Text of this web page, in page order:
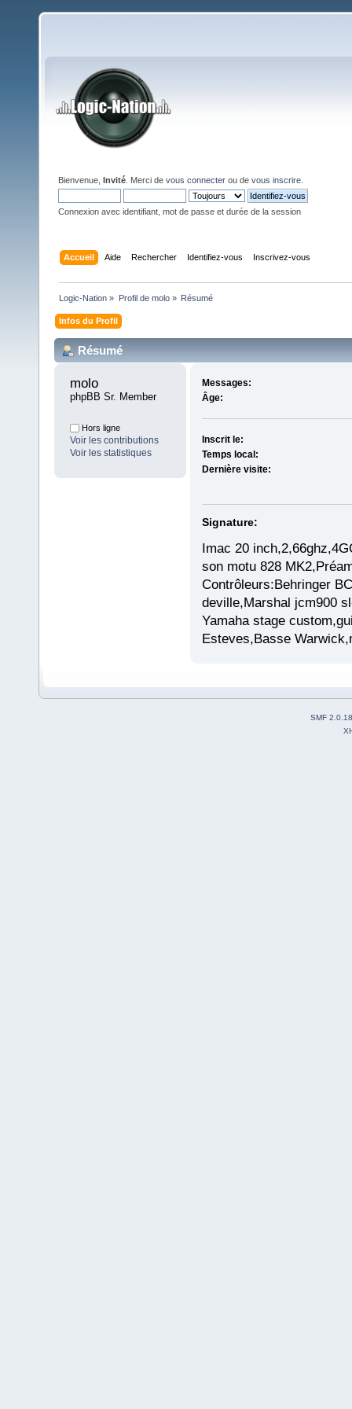
Bienvenue, Invité . Merci de vous connecter ou de vous inscrire
Connexion avec identifiant, mot de passe et durée de la session
Accueil Aide Rechercher Identifiez-vous Inscrivez-vous
Logic-Nation » Profil de molo» Résumé
Infos du Profil
Résumé
molo
phpBB Sr. Member
Hors ligne
Voir les contributions
Voir les statistiques
Messages:
Âge:
Inscrit le:
Temps local:
Dernière visite:
Signature:
Imac 20
son motu 828
Contrôleurs:Behringer
deville,Marshal jcm900
Yamaha stage
Esteves,Basse
SMF 2.0.18